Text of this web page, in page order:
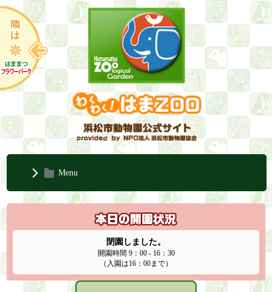
Menu
閉園しました。
開園時間 9：00 - 16：30
（入園は16：00まで）